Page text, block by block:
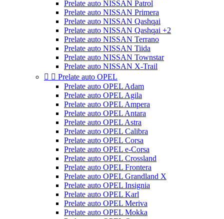
Prelate auto NISSAN Patrol
Prelate auto NISSAN Primera
Prelate auto NISSAN Qashqai
Prelate auto NISSAN Qashqai +2
Prelate auto NISSAN Terrano
Prelate auto NISSAN Tiida
Prelate auto NISSAN Townstar
Prelate auto NISSAN X-Trail
  Prelate auto OPEL
Prelate auto OPEL Adam
Prelate auto OPEL Agila
Prelate auto OPEL Ampera
Prelate auto OPEL Antara
Prelate auto OPEL Astra
Prelate auto OPEL Calibra
Prelate auto OPEL Corsa
Prelate auto OPEL e-Corsa
Prelate auto OPEL Crossland
Prelate auto OPEL Frontera
Prelate auto OPEL Grandland X
Prelate auto OPEL Insignia
Prelate auto OPEL Karl
Prelate auto OPEL Meriva
Prelate auto OPEL Mokka